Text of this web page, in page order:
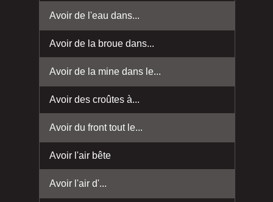
Avoir de l'eau dans...
Avoir de la broue dans...
Avoir de la mine dans le...
Avoir des croûtes à...
Avoir du front tout le...
Avoir l'air bête
Avoir l'air d'...